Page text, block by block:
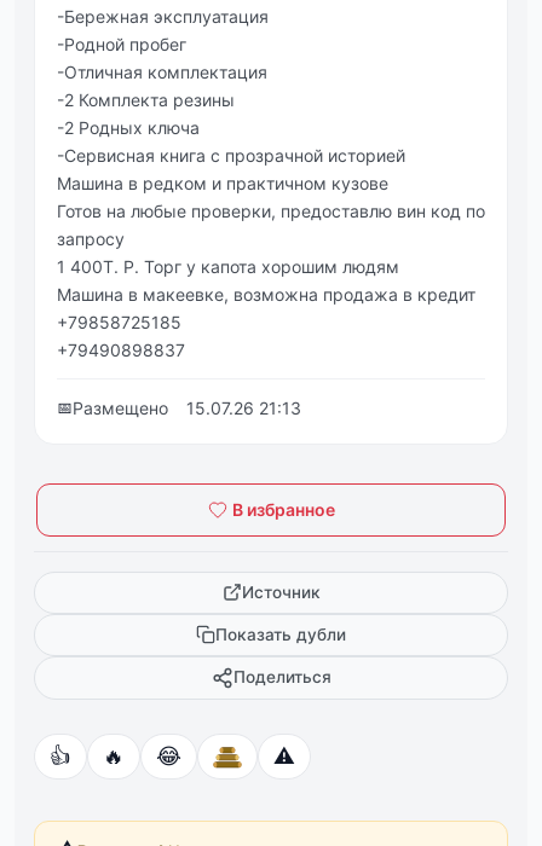
-Бережная эксплуатация
-Родной пробег
-Отличная комплектация
-2 Комплекта резины
-2 Родных ключа
-Сервисная книга с прозрачной историей
Машина в редком и практичном кузове
Готов на любые проверки, предоставлю вин код по
запросу
1 400Т. Р. Торг у капота хорошим людям
Машина в макеевке, возможна продажа в кредит
+79858725185
+79490898837
📅Размещено 15.07.26 21:13
В избранное
Источник
Показать дубли
Поделиться
👍 🔥 😂 ⚠️